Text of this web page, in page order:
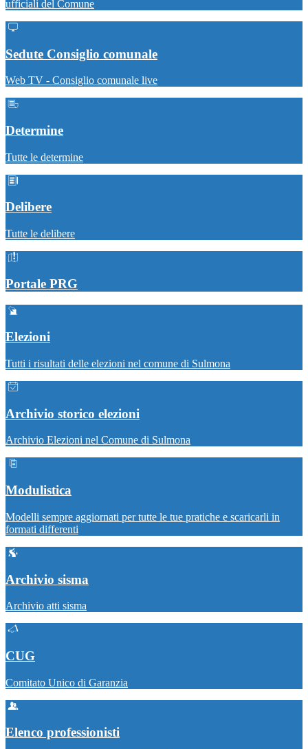
ufficiali del Comune
Sedute Consiglio comunale
Web TV - Consiglio comunale live
Determine
Tutte le determine
Delibere
Tutte le delibere
Portale PRG
Elezioni
Tutti i risultati delle elezioni nel comune di Sulmona
Archivio storico elezioni
Archivio Elezioni nel Comune di Sulmona
Modulistica
Modelli sempre aggiornati per tutte le tue pratiche e scaricarli in
formati differenti
Archivio sisma
Archivio atti sisma
CUG
Comitato Unico di Garanzia
Elenco professionisti